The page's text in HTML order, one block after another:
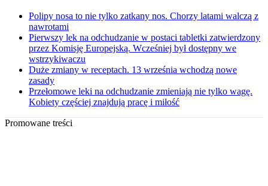
Polipy nosa to nie tylko zatkany nos. Chorzy latami walczą z
nawrotami
Pierwszy lek na odchudzanie w postaci tabletki zatwierdzony
przez Komisję Europejską. Wcześniej był dostępny we
wstrzykiwaczu
Duże zmiany w receptach. 13 września wchodzą nowe
zasady
Przełomowe leki na odchudzanie zmieniają nie tylko wagę.
Kobiety częściej znajdują pracę i miłość
Promowane treści